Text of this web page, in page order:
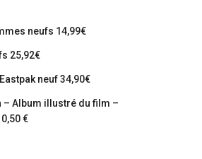
neufs 14,99€
25,92€
neuf 34,90€
Album illustré du film –
€